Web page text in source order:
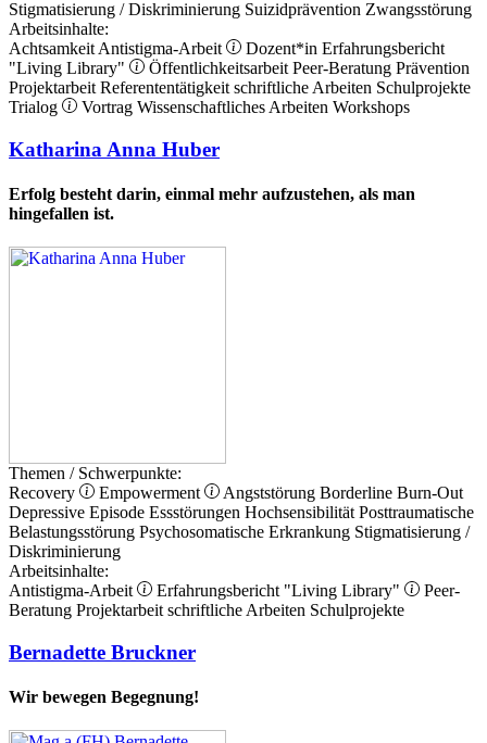
Stigmatisierung / Diskriminierung Suizidprävention Zwangsstörung
Arbeitsinhalte:
Achtsamkeit Antistigma-Arbeit Dozent*in Erfahrungsbericht
"Living Library"
Öffentlichkeitsarbeit Peer-Beratung Prävention
Projektarbeit Referententätigkeit schriftliche Arbeiten Schulprojekte
Trialog
Vortrag Wissenschaftliches Arbeiten Workshops
Katharina Anna Huber
Erfolg besteht darin, einmal mehr aufzustehen, als man
hingefallen ist.
Themen / Schwerpunkte:
Recovery
Empowerment Angststörung Borderline Burn-Out
Depressive Episode Essstörungen Hochsensibilität Posttraumatische
Belastungsstörung Psychosomatische Erkrankung Stigmatisierung /
Diskriminierung
Arbeitsinhalte:
Antistigma-Arbeit
Erfahrungsbericht "Living Library"
Peer-
Beratung Projektarbeit schriftliche Arbeiten Schulprojekte
Bernadette Bruckner
Wir bewegen Begegnung!